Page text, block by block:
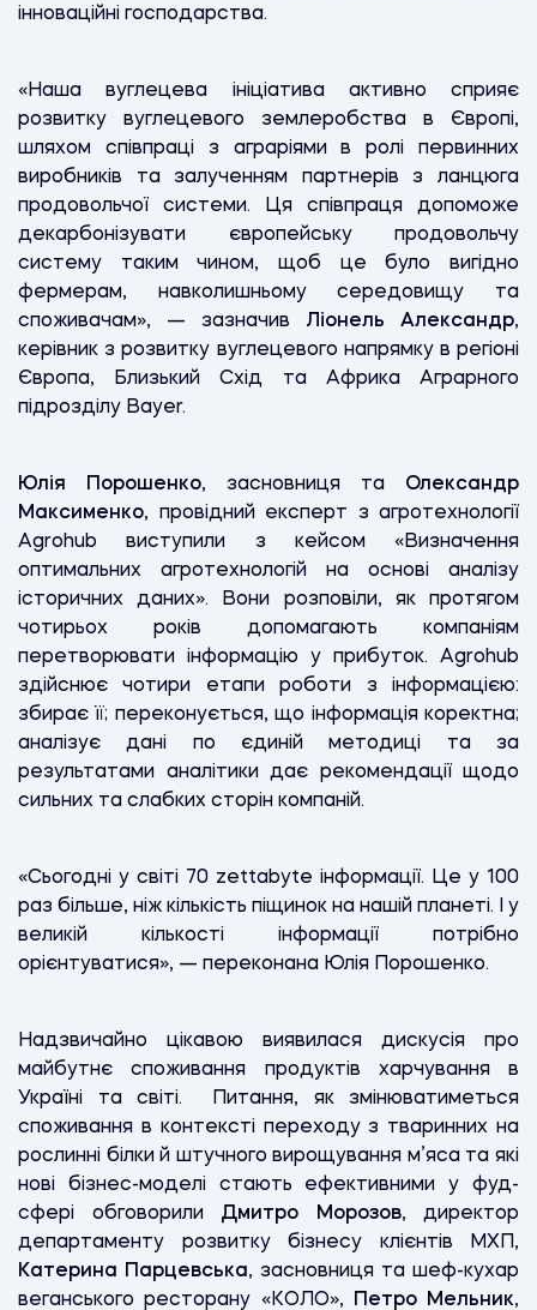
інноваційні господарства.
«Наша вуглецева ініціатива активно сприяє
розвитку вуглецевого землеробства в Європі,
шляхом співпраці з аграріями в ролі первинних
виробників та залученням партнерів з ланцюга
продовольчої системи. Ця співпраця допоможе
декарбонізувати європейську продовольчу
систему таким чином, щоб це було вигідно
фермерам, навколишньому середовищу та
споживачам», — зазначив Ліонель Александр,
керівник з розвитку вуглецевого напрямку в регіоні
Європа, Близький Схід та Африка Аграрного
підрозділу Bayer.
Юлія Порошенко, засновниця та Олександр
Максименко, провідний експерт з агротехнології
Agrohub виступили з кейсом «Визначення
оптимальних агротехнологій на основі аналізу
історичних даних». Вони розповіли, як протягом
чотирьох років допомагають компаніям
перетворювати інформацію у прибуток. Agrohub
здійснює чотири етапи роботи з інформацією:
збирає її; переконується, що інформація коректна;
аналізує дані по єдиній методиці та за
результатами аналітики дає рекомендації щодо
сильних та слабких сторін компаній.
«Сьогодні у світі 70 zettabyte інформації. Це у 100
раз більше, ніж кількість піщинок на нашій планеті. І у
великій кількості інформації потрібно
орієнтуватися», — переконана Юлія Порошенко.
Надзвичайно цікавою виявилася дискусія про
майбутнє споживання продуктів харчування в
Україні та світі. Питання, як змінюватиметься
споживання в контексті переходу з тваринних на
рослинні білки й штучного вирощування м’яса та які
нові бізнес-моделі стають ефективними у фуд-
сфері обговорили Дмитро Морозов, директор
департаменту розвитку бізнесу клієнтів МХП,
Катерина Парцевська, засновниця та шеф-кухар
веганського ресторану «КОЛО»,
Петро Мельник,